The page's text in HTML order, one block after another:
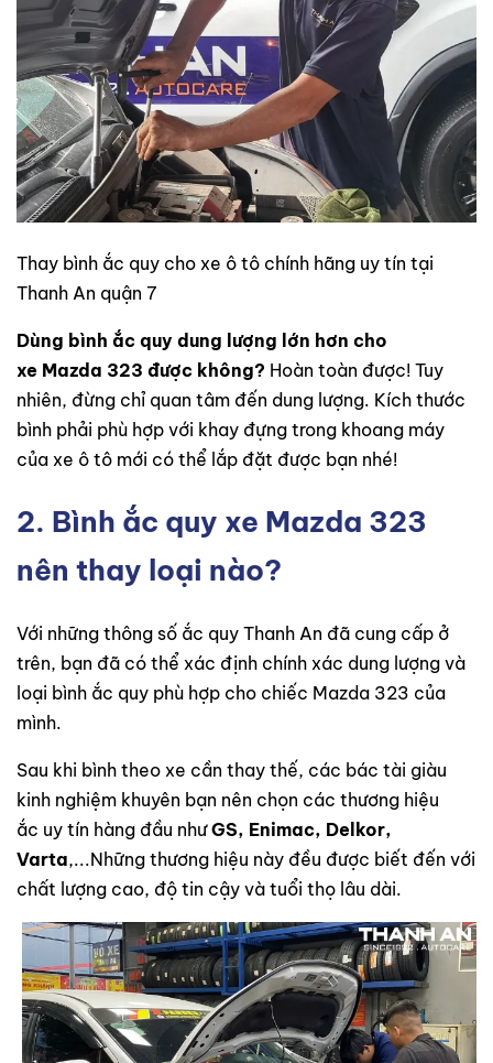
Thay bình ắc quy cho xe ô tô chính hãng uy tín tại
Thanh An quận 7
Dùng bình ắc quy dung lượng lớn hơn cho
xe Mazda 323 được không? Hoàn toàn được! Tuy
nhiên, đừng chỉ quan tâm đến dung lượng. Kích thước
bình phải phù hợp với khay đựng trong khoang máy
của xe ô tô mới có thể lắp đặt được bạn nhé!
2. Bình ắc quy xe Mazda 323
nên thay loại nào?
Với những thông số ắc quy Thanh An đã cung cấp ở
trên, bạn đã có thể xác định chính xác dung lượng và
loại bình ắc quy phù hợp cho chiếc Mazda 323 của
mình.
Sau khi bình theo xe cần thay thế, các bác tài giàu
kinh nghiệm khuyên bạn nên chọn các thương hiệu
ắc uy tín hàng đầu nhưGS, Enimac, Delkor,
Varta,...Những thương hiệu này đều được biết đến với
chất lượng cao, độ tin cậy và tuổi thọ lâu dài.